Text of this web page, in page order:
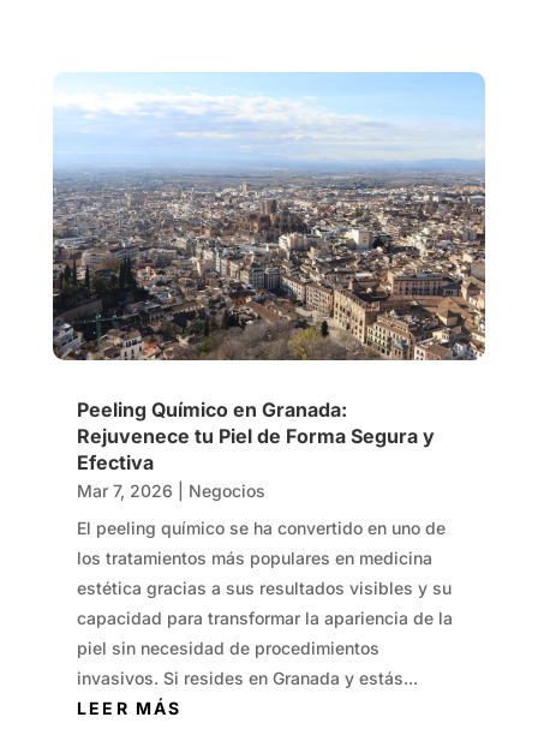
Peeling Químico en Granada:
Rejuvenece tu Piel de Forma Segura y
Efectiva
Mar 7, 2026
Negocios
El peeling químico se ha convertido en uno de
los tratamientos más populares en medicina
estética gracias a sus resultados visibles y su
capacidad para transformar la apariencia de la
piel sin necesidad de procedimientos
invasivos. Si resides en Granada y estás...
LEER MÁS